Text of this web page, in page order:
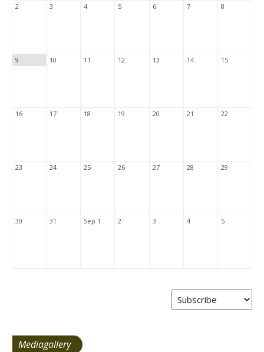
2 3 4 5 6 7 8
9 10 11 12 13 14 15
16 17 18 19 20 21 22
23 24 25 26 27 28 29
30 31 Sep 1 2 3 4 5
Mediagallery